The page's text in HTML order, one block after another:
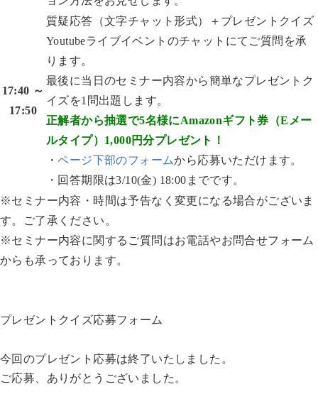
17:40 ～
17:50
質疑応答（文字チャット形式）＋プレゼントクイズ
Youtubeライブイベントのチャットにてご質問を承
ります。
最後に当日のセミナー内容から簡単なプレゼントク
イズを1問出題します。
正解者から抽選で5名様にAmazonギフト券（Eメー
ルタイプ）1,000円分プレゼント！
・ページ下部のフォームから応募いただけます。
・回答期限は3/10(金) 18:00までです。
※セミナー内容・時間は予告なく変更になる場合がございま
す。ご了承ください。
※セミナー内容に関するご質問はお電話やお問合せフォーム
からも承っております。
プレゼントクイズ応募フォーム
今回のプレゼント応募は終了いたしました。
ご応募、ありがとうございました。